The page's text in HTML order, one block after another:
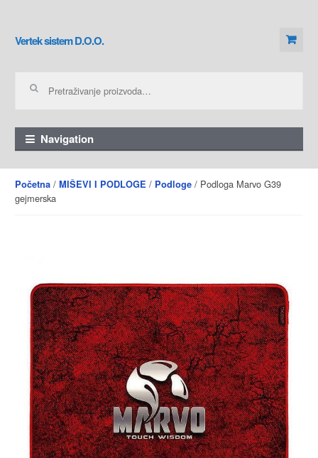
Skip to navigation
Skip to content
Vertek sistem D.O.O.
Navigation
Početna/ MIŠEVI I PODLOGE / Podloge/ Podloga Marvo G39
gejmerska